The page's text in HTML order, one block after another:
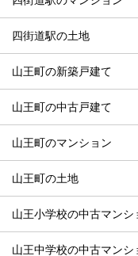
四街道駅の土地
山王町の新築戸建て
山王町の中古戸建て
山王町のマンション
山王町の土地
山王小学校の中古マンシ
山王中学校の中古マンシ